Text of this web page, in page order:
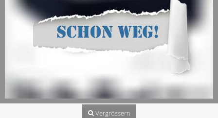
Vergrössern